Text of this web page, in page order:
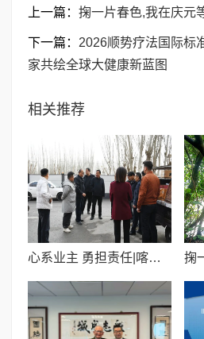
上一篇： 掬一片春色,我在庆元
下一篇： ​2026顺势疗法国际标
家共绘全球大健康新蓝图
相关推荐
心系业主 勇担责任|喀什汇城房产紧急垫付20万元电力抢修资金守护民生温暖 掬